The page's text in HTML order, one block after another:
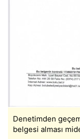
Denetimden
belgesi alması